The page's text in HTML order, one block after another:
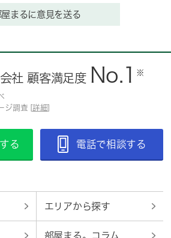
屋まるに意見を送る
社 顧客満足度 No.1 ※
ジ調査 [ 詳細
る 電話で相談する
エリアから探す
部屋まる。コラム